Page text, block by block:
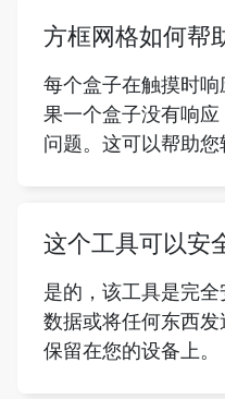
方框网格如何帮
每个盒子在触摸时
果一个盒子没有响
问题。这可以帮助您
这个工具可以安
是的，该工具是完
数据或将任何东西
保留在您的设备上。